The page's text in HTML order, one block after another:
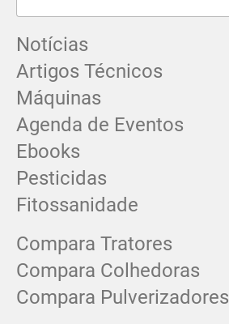
Notícias
Artigos Técnicos
Máquinas
Agenda de Eventos
Ebooks
Pesticidas
Fitossanidade
Compara Tratores
Compara Colhedoras
Compara Pulverizadores